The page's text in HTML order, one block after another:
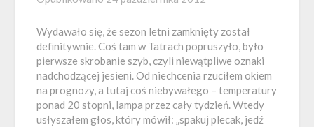
Wydawało się, że sezon letni zamknięty został
definitywnie. Coś tam w Tatrach popruszyło, było
pierwsze skrobanie szyb, czyli niewątpliwe oznaki
nadchodzącej jesieni. Od niechcenia rzuciłem okiem
na prognozy, a tutaj coś niebywałego – temperatury
ponad 20 stopni, lampa przez cały tydzień. Wtedy
usłyszałem głos, który mówił: „spakuj plecak, jedź